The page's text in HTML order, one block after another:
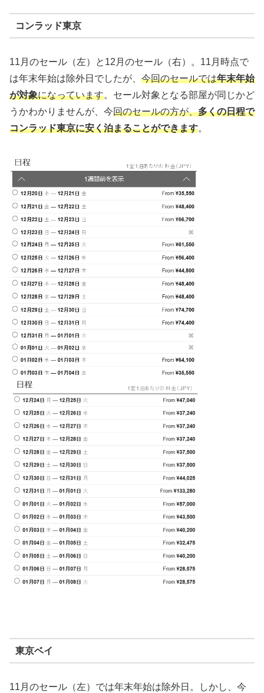
コンラッド東京
11月のセール（左）と12月のセール（右）。11月時点で
は年末年始は除外日でしたが、 今回のセールでは年末年始
が対象になっています。セール対象となる部屋が同じかど
うかわかりませんが、今回のセールの方が、多くの日程で
コンラッド東京に安く泊まることができます。
東京ベイ
11月のセール（左）では年末年始は除外日。しかし、今